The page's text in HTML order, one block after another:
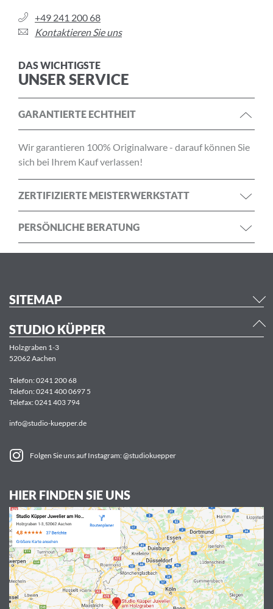
+49 241 200 68
Kontaktieren Sie uns
DAS WICHTIGSTE
UNSER SERVICE
GARANTIERTE ECHTHEIT
Wir garantieren 100% Originalware - darauf können Sie
sich bei Ihrem Kauf verlassen!
ZERTIFIZIERTE MEISTERWERKSTATT
PERSÖNLICHE BERATUNG
SITEMAP
STUDIO KÜPPER
Holzgraben 1-3
52062 Aachen
Telefon:0241 200 68
Telefon:0241 400 0697 5
Telefax: 0241 403 794
info@studio-kuepper.de
Folgen Sie uns auf Instagram: @studiokuepper
HIER FINDEN SIE UNS